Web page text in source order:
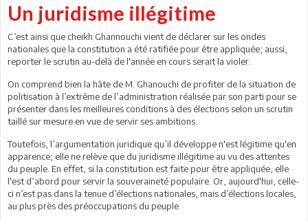
Un juridisme illégitime
C’est ainsi que cheikh Ghannouchi vient de déclarer sur les ondes
nationales que la constitution a été ratifiée pour être appliquée; aussi,
reporter le scrutin au-delà de l'année en cours serait la violer.
On comprend bien la hâte de M. Ghanouchi de profiter de la situation de
politisation à l’extrême de l’administration réalisée par son parti pour se
présenter dans les meilleures conditions à des élections selon un scrutin
taillé sur mesure en vue de servir ses ambitions.
Toutefois, l’argumentation juridique qu’il développe n'est légitime qu'en
apparence; elle ne relève que du juridisme illégitime au vu des attentes
du peuple. En effet, si la constitution est faite pour être appliquée, elle
l'est d’abord pour servir la souveraineté populaire. Or, aujourd'hui, celle-
ci n’est pas dans la tenue d’élections nationales, mais d’élections locales,
au plus près des préoccupations du peuple.